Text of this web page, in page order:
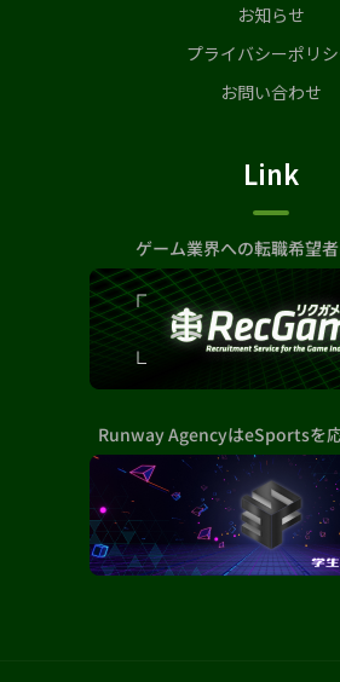
お知らせ
プライバシーポリ
お問い合わせ
Link
ゲーム業界への転職希望
Runway AgencyはeSportsを